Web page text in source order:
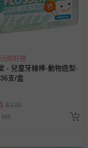
贈好禮
- 兒童牙線棒-動物造型-
支/盒
$120
689